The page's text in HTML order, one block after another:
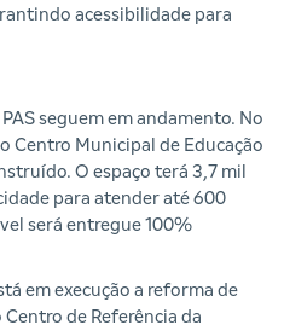
acessibilidade para
seguem em andamento. No
Centro Municipal de Educação
O espaço terá 3,7 mil
para atender até 600
será entregue 100%
em execução a reforma de
de Referência da